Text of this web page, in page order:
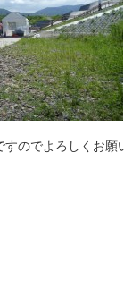
のでよろしくお願